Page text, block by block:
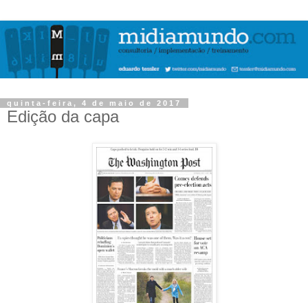
quinta-feira, 4 de maio de 2017
Edição da capa